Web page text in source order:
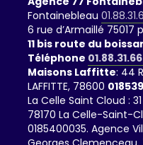
Fontainebleau
6 rue d’Armaillé 75017
11 bis route du
Téléphone
Maisons Laffitte: 44
LAFFITTE, 78600
La Celle Saint Cloud :
78170 La Celle-Saint-
0185400035. Agence